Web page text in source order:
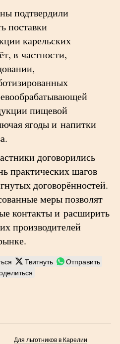
подтвердили
поставки
карельских
в частности,
пищевой
ягоды и напитки
договорились
практических шагов
договорённостей.
меры позволят
контакты и расширить
производителей
Твитнуть
Отправить
Для льготников в Карелии